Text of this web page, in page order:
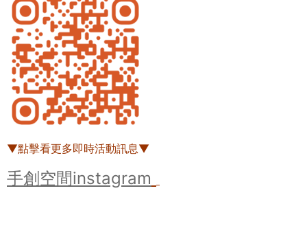
▼點擊看更多即時活動訊息▼
手創空間instagram